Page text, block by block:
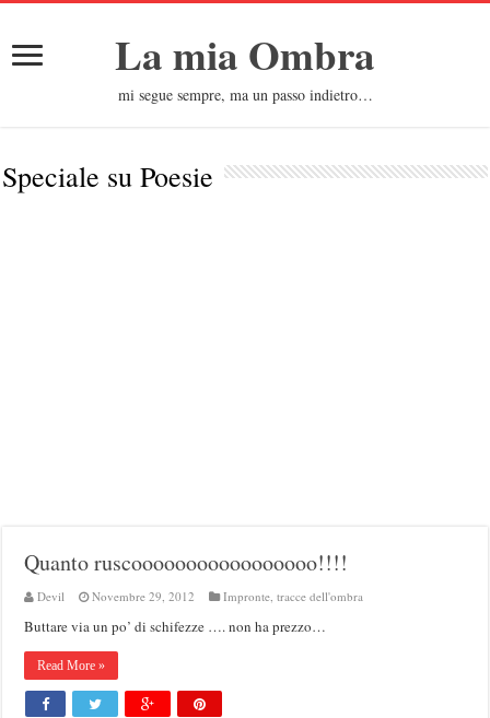
La mia Ombra
mi segue sempre, ma un passo indietro…
Speciale suPoesie
Quanto ruscooooooooooooooooo!!!!
Devil Novembre 29, 2012 Impronte, tracce dell'ombra
Buttare via un po’ di schifezze …. non ha prezzo…
Read More »